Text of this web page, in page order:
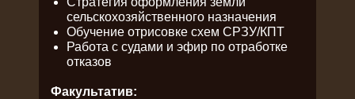
сельскохозяйственного назначения
Обучение отрисовке схем СРЗУ/КПТ
Работа с судами и эфир по отработке
отказов
Факультатив: